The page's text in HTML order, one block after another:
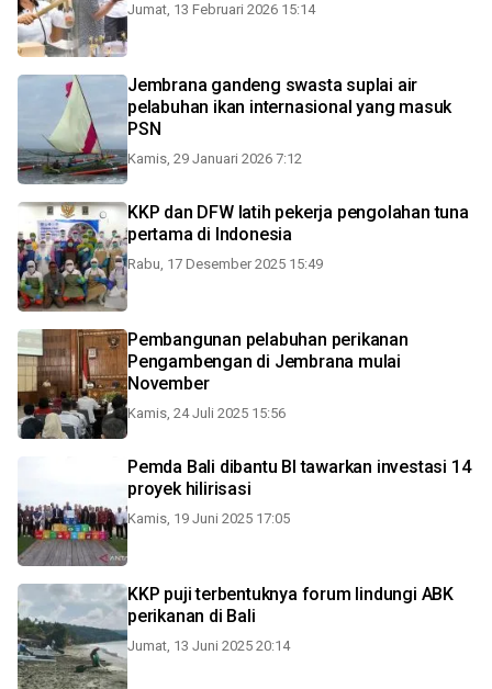
Jumat, 13 Februari 2026 15:14
Jembrana gandeng swasta suplai air
pelabuhan ikan internasional yang masuk
PSN
Kamis, 29 Januari 2026 7:12
KKP dan DFW latih pekerja pengolahan tuna
pertama di Indonesia
Rabu, 17 Desember 2025 15:49
Pembangunan pelabuhan perikanan
Pengambengan di Jembrana mulai
November
Kamis, 24 Juli 2025 15:56
Pemda Bali dibantu BI tawarkan investasi 14
proyek hilirisasi
Kamis, 19 Juni 2025 17:05
KKP puji terbentuknya forum lindungi ABK
perikanan di Bali
Jumat, 13 Juni 2025 20:14